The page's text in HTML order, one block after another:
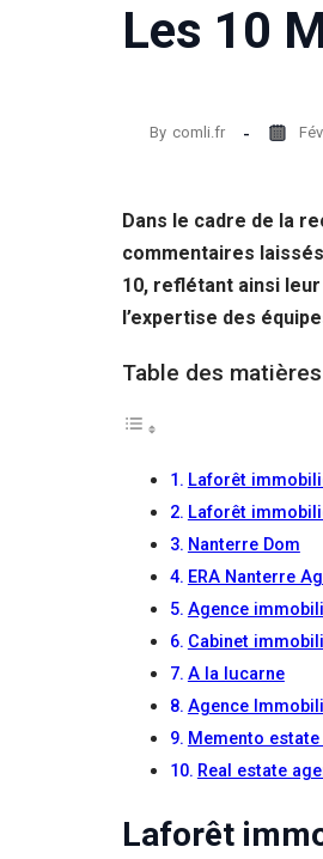
Les 10
By comli.fr
Dans le cadre de la
commentaires
10, reflétant ainsi
l’expertise des
Table des matières
Laforêt
Laforêt
Nanterre Dom
ERA Nanterre
Agence
Cabinet
A la lucarne
Agence
Memento
Real estate
Laforêt